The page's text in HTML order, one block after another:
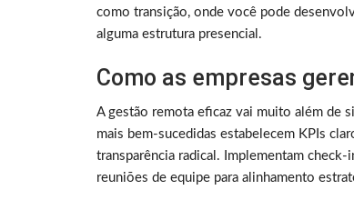
como transição, onde você pode
alguma estrutura presencial.
Como as empresas
A gestão remota eficaz vai muito além de
mais bem-sucedidas estabelecem KPIs
transparência radical. Implementam
reuniões de equipe para alinhamento